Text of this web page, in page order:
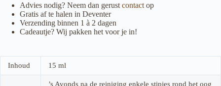
Advies nodig? Neem dan gerust contact op
Gratis af te halen in Deventer
Verzending binnen 1 à 2 dagen
Cadeautje? Wij pakken het voor je in!
Inhoud 15 ml
’s Avonds na de reiniging enkele stipjes rond het oog